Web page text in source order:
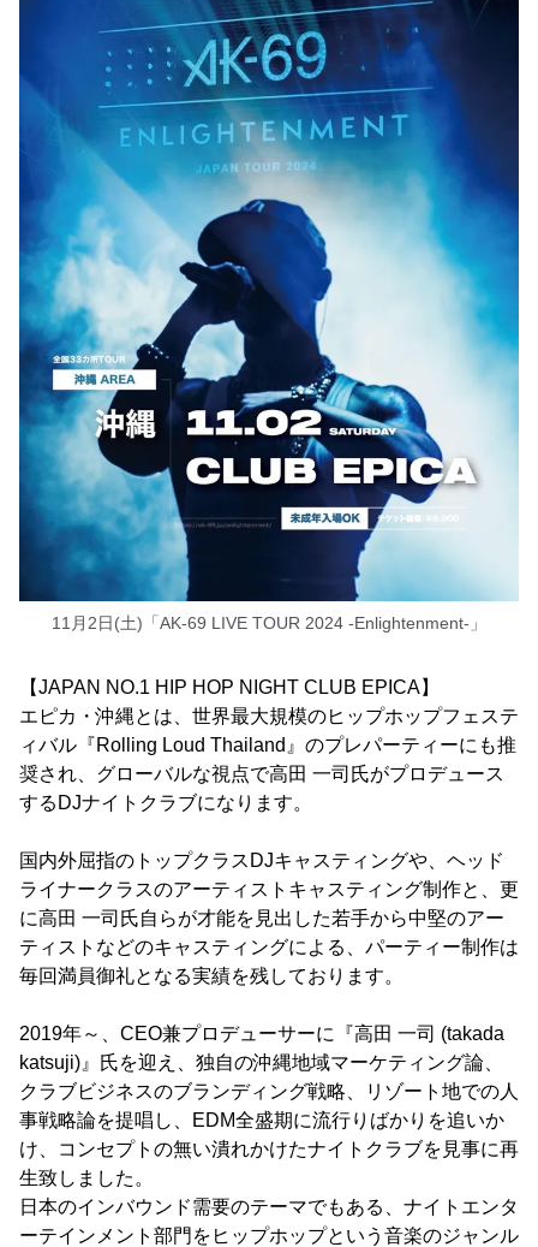
11月2日(土)「AK-69 LIVE TOUR 2024 -Enlightenment-」
【JAPAN NO.1 HIP HOP NIGHT CLUB EPICA】
エピカ・沖縄とは、世界最大規模のヒップホップフェステ
ィバル『Rolling Loud Thailand』のプレパーティーにも推
奨され、グローバルな視点で高田 一司氏がプロデュース
するDJナイトクラブになります。
国内外屈指のトップクラスDJキャスティングや、ヘッド
ライナークラスのアーティストキャスティング制作と、更
に高田 一司氏自らが才能を見出した若手から中堅のアー
ティストなどのキャスティングによる、パーティー制作は
毎回満員御礼となる実績を残しております。
2019年～、CEO兼プロデューサーに『高田 一司 (takada
katsuji)』氏を迎え、独自の沖縄地域マーケティング論、
クラブビジネスのブランディング戦略、リゾート地での人
事戦略論を提唱し、EDM全盛期に流行りばかりを追いか
け、コンセプトの無い潰れかけたナイトクラブを見事に再
生致しました。
日本のインバウンド需要のテーマでもある、ナイトエンタ
ーテインメント部門をヒップホップという音楽のジャンル